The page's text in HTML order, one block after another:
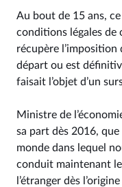
Au bout de 15 ans,
conditions légales de
récupère l’imposition
départ ou est
faisait l’objet d’un
Ministre de
sa part dès 2016,
monde dans lequel
conduit maintenant
l’étranger dès l’origine